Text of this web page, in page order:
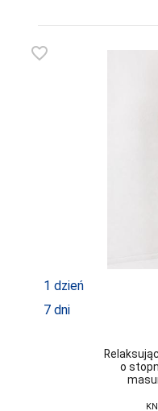
favorite_border
1 dzień
7 dni
o